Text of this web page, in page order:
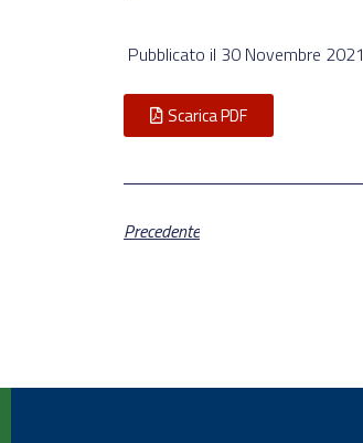
Pubblicato il 30 Novembre 2021
Scarica PDF
Precedente